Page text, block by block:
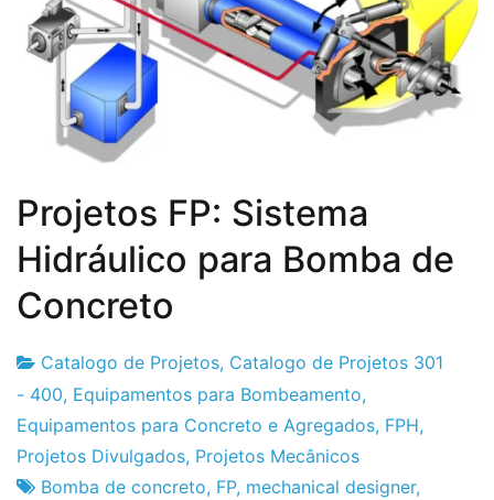
Projetos FP: Sistema
Hidráulico para Bomba de
Concreto
Fabrica
do
Projeto
29
de
Maio
de
Catalogo de Projetos, Catalogo de Projetos 301
- 400, Equipamentos para Bombeamento,
Equipamentos para Concreto e Agregados, FPH,
Projetos Divulgados, Projetos Mecânicos
Bomba de concreto, FP, mechanical designer,